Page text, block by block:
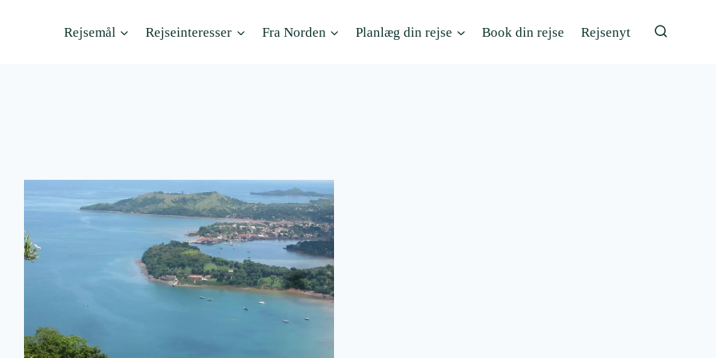
Rejsemål Rejseinteresser Fra Norden Planlæg din rejse Book din rejse Rejsenyt